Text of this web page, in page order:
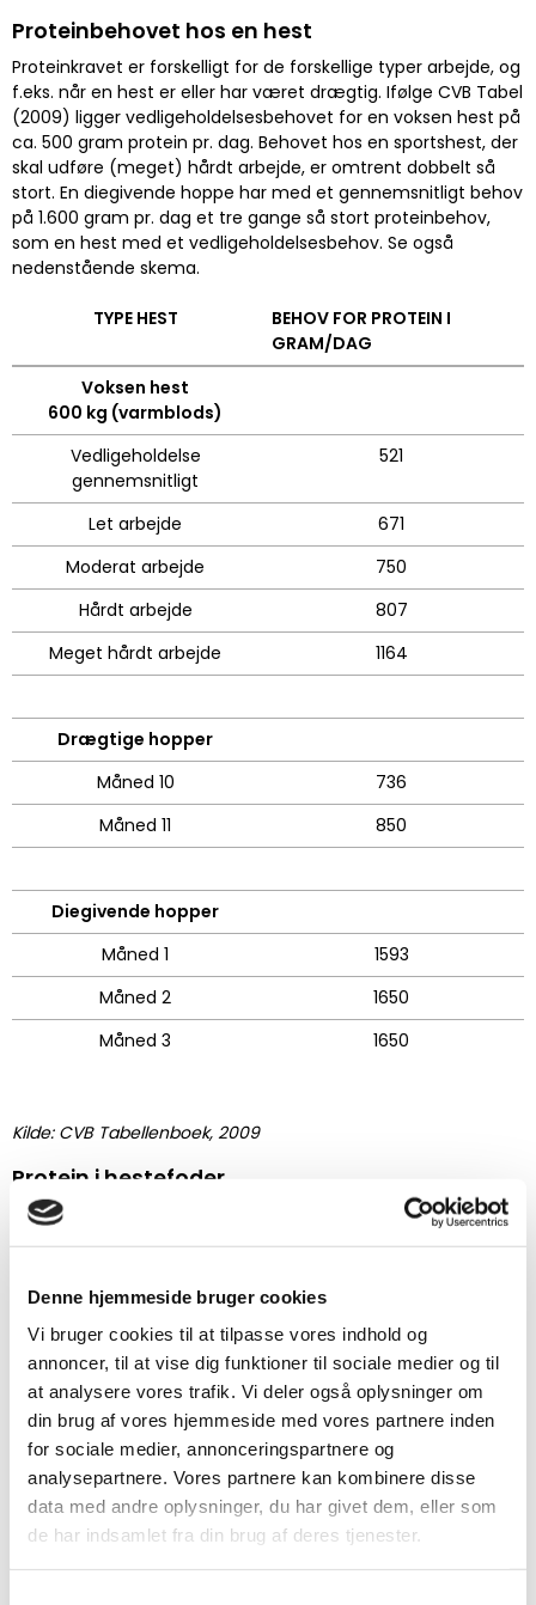
Denne hjemmeside bruger cookies
Vi bruger cookies til at tilpasse vores indhold og
annoncer, til at vise dig funktioner til sociale medier og til
at analysere vores trafik. Vi deler også oplysninger om
din brug af vores hjemmeside med vores partnere inden
for sociale medier, annonceringspartnere og
analysepartnere. Vores partnere kan kombinere disse
data med andre oplysninger, du har givet dem, eller som
de har indsamlet fra din brug af deres tjenester.
Proteinbehovet hos en hest
Proteinkravet er forskelligt for de forskellige typer arbejde, og
f.eks. når en hest er eller har været drægtig. Ifølge CVB Tabel
(2009) ligger vedligeholdelsesbehovet for en voksen hest på
ca. 500 gram protein pr. dag. Behovet hos en sportshest, der
skal udføre (meget) hårdt arbejde, er omtrent dobbelt så
stort. En diegivende hoppe har med et gennemsnitligt behov
på 1.600 gram pr. dag et tre gange så stort proteinbehov,
som en hest med et vedligeholdelsesbehov. Se også
nedenstående skema.
TYPE HEST
BEHOV FOR PROTEIN I
GRAM/DAG
Voksen hest
600 kg (varmblods)
Vedligeholdelse
gennemsnitligt
521
Let arbejde
671
Moderat arbejde
750
Hårdt arbejde
807
Meget hårdt arbejde
1164
Drægtige hopper
Måned 10
736
Måned 11
850
Diegivende hopper
Måned 1
1593
Måned 2
1650
Måned 3
1650
Kilde: CVB Tabellenboek, 2009
Protein i hestefoder
Det er altså vigtigt at afstemme indholdet af protein i
heste, der rides rekreativt, eller heste, der skal udføre hårdt
arbejde i sport.
Opdræt
Føl og plage i vækst, drægtige og diegivende hopper har
brug for en masse næringsstoffer. Derfor har vores
avlsprodukterPavo PodoLac,Pavo PodoStartog
PodoGrowrelativt højt og kvalitativt proteinindhold.
Sport